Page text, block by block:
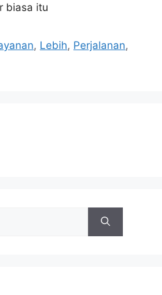
biasa itu
, Lebih, Perjalanan,